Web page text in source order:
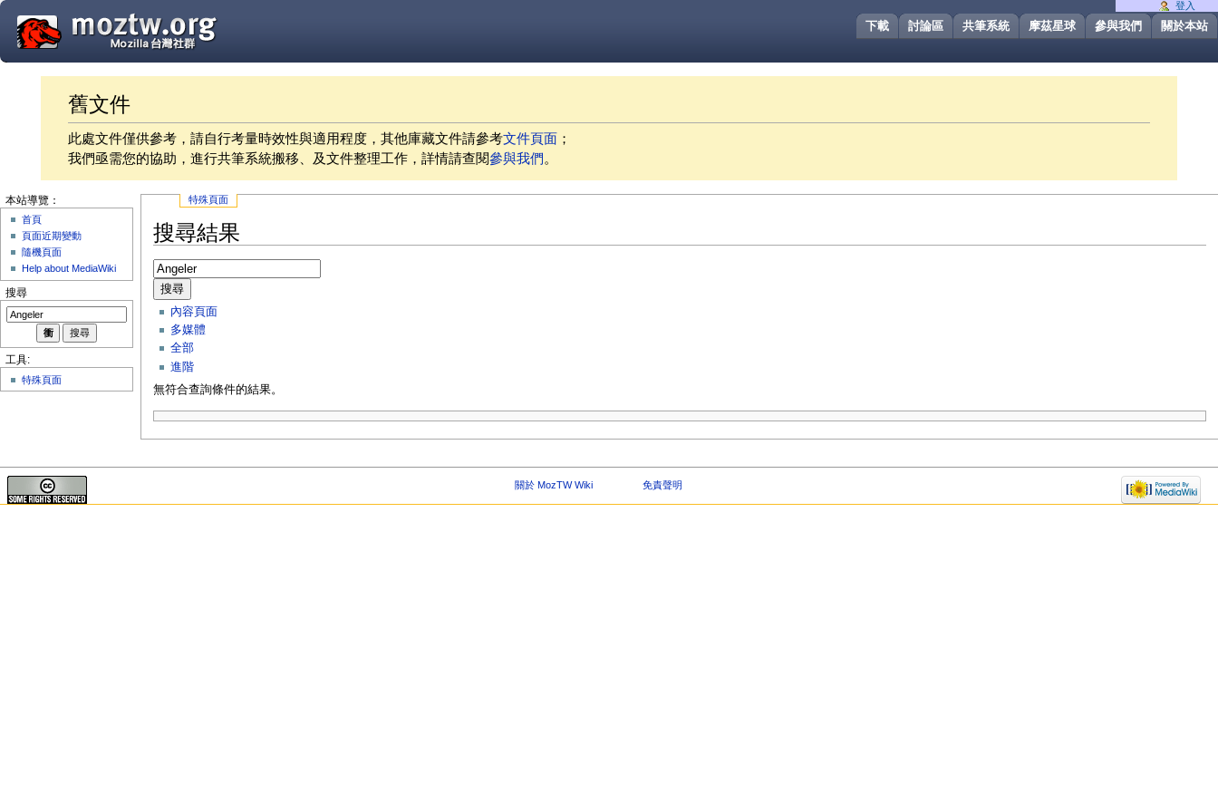
關於本站
參與我們
摩茲星球
共筆系統
討論區
下載
舊文件
此處文件僅供參考，請自行考量時效性與適用程度，其他庫藏文件請參考文件頁面 ；
我們亟需您的協助，進行共筆系統搬移、及文件整理工作，詳情請查閱參與我們。
特殊頁面
搜尋結果
搜尋
內容頁面
多媒體
全部
進階
無符合查詢條件的結果。
登入
本站導覽：
首頁
頁面近期變動
隨機頁面
Help about MediaWiki
搜尋
工具:
特殊頁面
關於 MozTW Wiki 免責聲明